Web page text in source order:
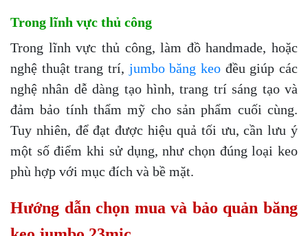
Trong lĩnh vực thủ công
Trong lĩnh vực thủ công, làm đồ handmade, hoặc
nghệ thuật trang trí, jumbo băng keo đều giúp các
nghệ nhân dễ dàng tạo hình, trang trí sáng tạo và
đảm bảo tính thẩm mỹ cho sản phẩm cuối cùng.
Tuy nhiên, để đạt được hiệu quả tối ưu, cần lưu ý
một số điểm khi sử dụng, như chọn đúng loại keo
phù hợp với mục đích và bề mặt.
Hướng dẫn chọn mua và bảo quản băng